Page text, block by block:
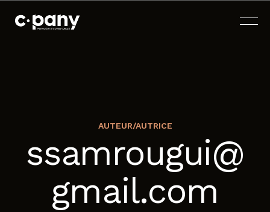
À PROPOS
AUTEUR/AUTRICE
ssamrougui@
gmail.com